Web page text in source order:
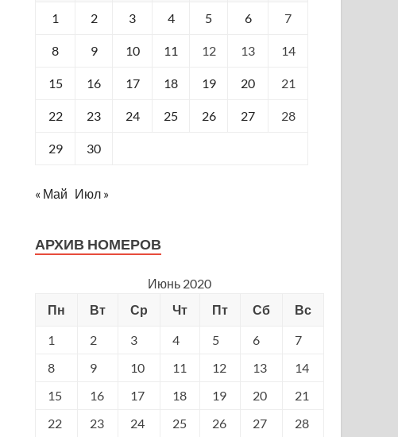
1 2 3 4 5 6 7
8 9 10 11 12 13 14
15 16 17 18 19 20 21
22 23 24 25 26 27 28
29 30
« Май Июл »
АРХИВ НОМЕРОВ
Июнь 2020
Пн
Вт Ср Чт Пт Сб
Вс
1
2 3 4 5 6
7
8
9 10 11 12 13
14
15
16 17 18 19 20
21
22
23 24 25 26 27
28